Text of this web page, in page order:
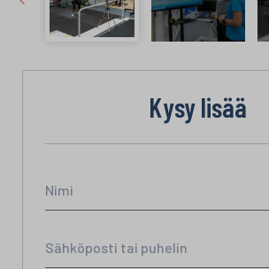
Kysy lisää